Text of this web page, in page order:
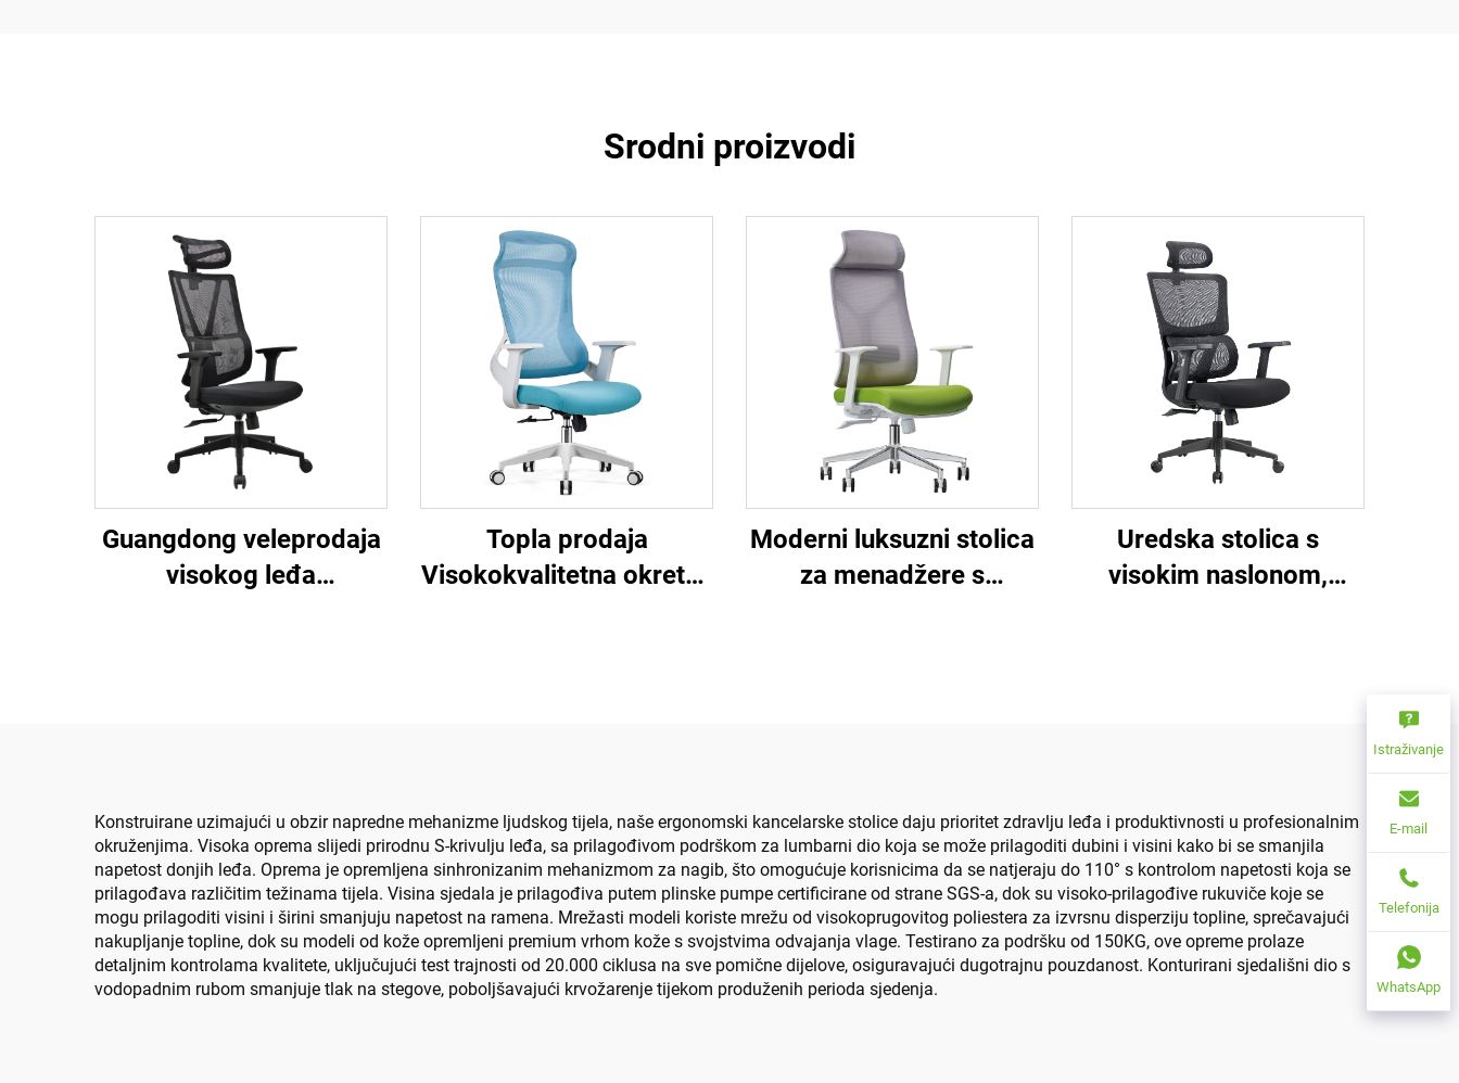
Srodni proizvodi
Guangdong veleprodaja
visokog leđa
Topla prodaja
Visokokvalitetna okretna
Moderni luksuzni stolica
za menadžere s
Uredska stolica s
visokim naslonom,
Konstruirane uzimajući u obzir napredne mehanizme ljudskog tijela, naše ergonomski kancelarske stolice daju prioritet zdravlju leđa i produktivnosti u profesionalnim
okruženjima. Visoka oprema slijedi prirodnu S-krivulju leđa, sa prilagođivom podrškom za lumbarni dio koja se može prilagoditi dubini i visini kako bi se smanjila
napetost donjih leđa. Oprema je opremljena sinhronizanim mehanizmom za nagib, što omogućuje korisnicima da se natjeraju do 110° s kontrolom napetosti koja se
prilagođava različitim težinama tijela. Visina sjedala je prilagođiva putem plinske pumpe certificirane od strane SGS-a, dok su visoko-prilagođive rukuviče koje se
mogu prilagoditi visini i širini smanjuju napetost na ramena. Mrežasti modeli koriste mrežu od visokoprugovitog poliestera za izvrsnu disperziju topline, sprečavajući
nakupljanje topline, dok su modeli od kože opremljeni premium vrhom kože s svojstvima odvajanja vlage. Testirano za podršku od 150KG, ove opreme prolaze
detaljnim kontrolama kvalitete, uključujući test trajnosti od 20.000 ciklusa na sve pomične dijelove, osiguravajući dugotrajnu pouzdanost. Konturirani sjedališni dio s
vodopadnim rubom smanjuje tlak na stegove, poboljšavajući krvožarenje tijekom produženih perioda sjedenja.
Istraživanje
E-mail
Telefonija
WhatsApp